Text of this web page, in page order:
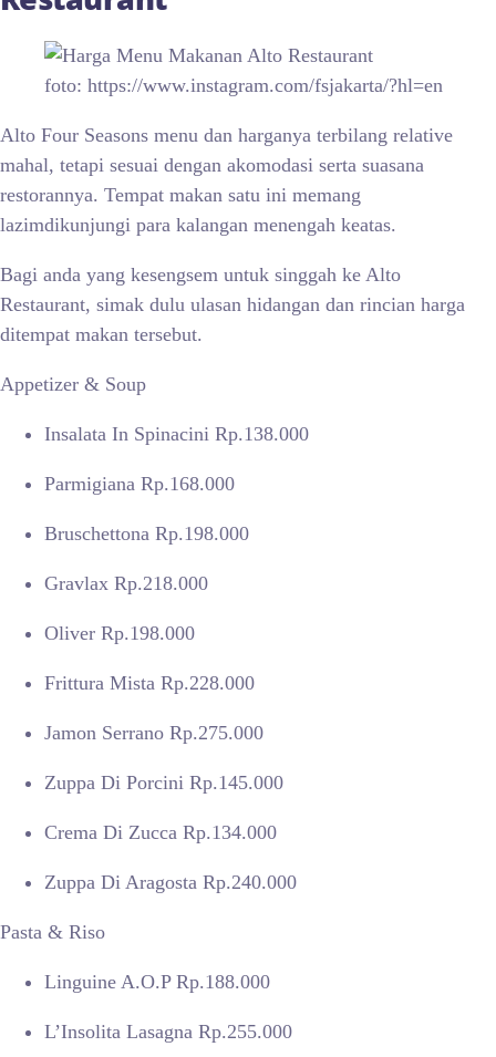
foto: https://www.instagram.com/fsjakarta/?hl=en
Alto Four Seasons menu dan harganya terbilang relative
mahal, tetapi sesuai dengan akomodasi serta suasana
restorannya. Tempat makan satu ini memang
lazimdikunjungi para kalangan menengah keatas.
Bagi anda yang kesengsem untuk singgah ke Alto
Restaurant, simak dulu ulasan hidangan dan rincian harga
ditempat makan tersebut.
Appetizer & Soup
Insalata In Spinacini Rp.138.000
Parmigiana Rp.168.000
Bruschettona Rp.198.000
Gravlax Rp.218.000
Oliver Rp.198.000
Frittura Mista Rp.228.000
Jamon Serrano Rp.275.000
Zuppa Di Porcini Rp.145.000
Crema Di Zucca Rp.134.000
Zuppa Di Aragosta Rp.240.000
Pasta & Riso
Linguine A.O.P Rp.188.000
L’Insolita Lasagna Rp.255.000